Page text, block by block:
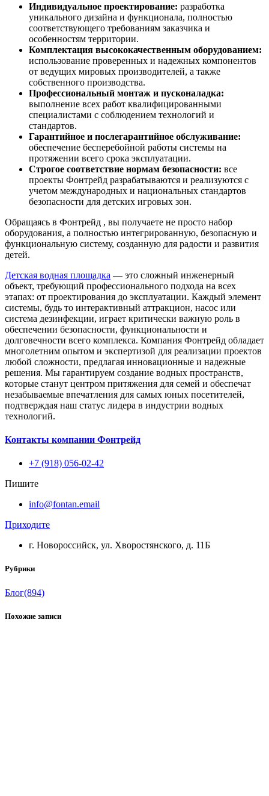
Индивидуальное проектирование: разработка
уникального дизайна и функционала, полностью
соответствующего требованиям заказчика и
особенностям территории.
Комплектация высококачественным оборудованием:
использование проверенных и надежных компонентов
от ведущих мировых производителей, а также
собственного производства.
Профессиональный монтаж и пусконаладка:
выполнение всех работ квалифицированными
специалистами с соблюдением технологий и
стандартов.
Гарантийное и послегарантийное обслуживание:
обеспечение бесперебойной работы системы на
протяжении всего срока эксплуатации.
Строгое соответствие нормам безопасности: все
проекты Фонтрейд разрабатываются и реализуются с
учетом международных и национальных стандартов
безопасности для детских игровых зон.
Обращаясь в Фонтрейд , вы получаете не просто набор
оборудования, а полностью интегрированную, безопасную и
функциональную систему, созданную для радости и развития
детей.
Детская водная площадка — это сложный инженерный
объект, требующий профессионального подхода на всех
этапах: от проектирования до эксплуатации. Каждый элемент
системы, будь то интерактивный аттракцион, насос или
система дезинфекции, играет критически важную роль в
обеспечении безопасности, функциональности и
долговечности всего комплекса. Компания Фонтрейд обладает
многолетним опытом и экспертизой для реализации проектов
любой сложности, предлагая инновационные и надежные
решения. Мы гарантируем создание водных пространств,
которые станут центром притяжения для семей и обеспечат
незабываемые впечатления для самых юных посетителей,
подтверждая наш статус лидера в индустрии водных
технологий.
Контакты компании Фонтрейд
+7 (918) 056-02-42
Пишите
info@fontan.email
Приходите
г. Новороссийск, ул. Хворостянского, д. 11Б
Рубрики
Блог(894)
Похожие записи